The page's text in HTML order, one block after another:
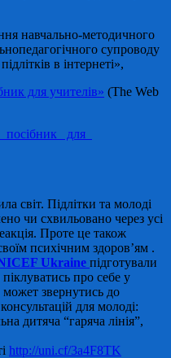
навчально-методичного
супроводу
в інтернеті»,
для учителів» (The Web
для
світ. Підлітки та молоді
чи схвильовано через усі
Проте це також
психічним здоров’ям .
Ukraine підготували
про себе у
звернутись до
для молоді:
дитяча “гаряча лінія”,
http://uni.cf/3a4F8TK